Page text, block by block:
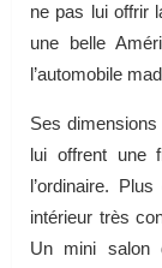
ne pas lui offrir
une belle
l’automobile
Ses
lui offrent une
l’ordinaire.
intérieur très
Un mini salon